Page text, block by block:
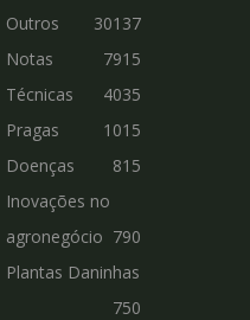
30137
Outros
7915
Notas
Técnicas
4035
Pragas
1015
Doenças
815
Inovações no
agronegócio 790
Plantas Daninhas
750